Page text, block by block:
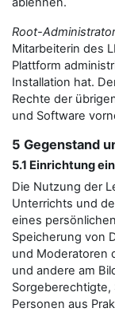
Root-
Mitarbeiterin des
Plattform
Installation hat.
Rechte der
und Software
5 Gegenstand
5.1 Einrichtung
Die Nutzung der
Unterrichts und
eines
Speicherung von
und Moderatoren
und andere am
Sorgeberechtigte,
Personen aus